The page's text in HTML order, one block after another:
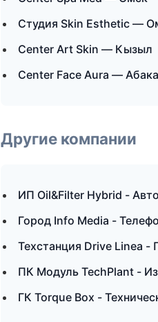
Студия Skin Esthetic —
Center Art Skin — Кызыл
Center Face Aura —
Другие компании
ИП Oil&Filter Hybrid -
Город Info Media -
Техстанция Drive Linea -
ПК Модуль TechPlant -
ГК Torque Box -